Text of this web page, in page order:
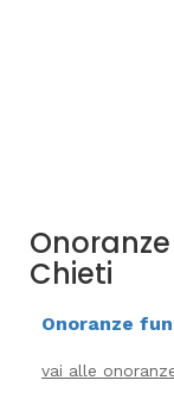
Chieti
Onoranze
vai alle